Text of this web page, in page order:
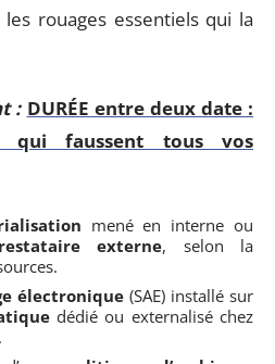
les rouages essentiels qui la
: DURÉE entre deux date :
qui faussent tous vos
mené en interne ou
externe, selon la
électronique (SAE) installé sur
dédié ou externalisé chez